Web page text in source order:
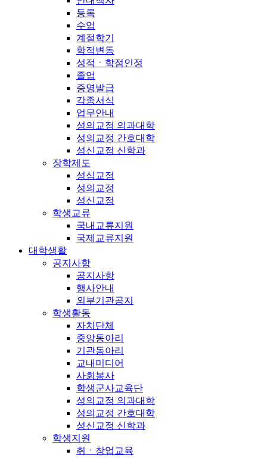
등록
수업
계절학기
학적변동
성적ㆍ학점인정
졸업
증명발급
각종서식
업무안내
성의교정 의과대학
성의교정 간호대학
성신교정 신학과
장학제도
성심교정
성의교정
성신교정
학생교류
국내교류지원
국제교류지원
대학생활
공지사항
공지사항
행사안내
외부기관공지
학생활동
자치단체
중앙동아리
기관동아리
교내미디어
사회봉사
학생군사교육단
성의교정 의과대학
성의교정 간호대학
성신교정 신학과
학생지원
취ㆍ창업교육